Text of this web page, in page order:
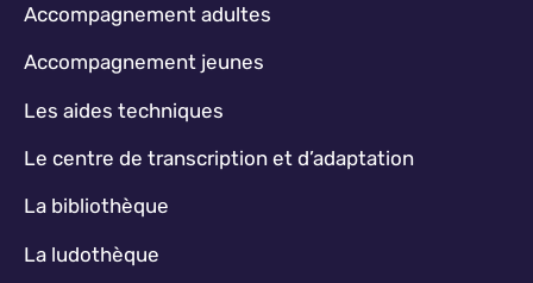
Accompagnement adultes
Accompagnement jeunes
Les aides techniques
Le centre de transcription et d’adaptation
La bibliothèque
La ludothèque